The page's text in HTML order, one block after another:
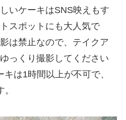
いケーキはSNS映えもす
スポットにも大人気で
は禁止なので、テイクア
っくり撮影してください
は1時間以上が不可で、